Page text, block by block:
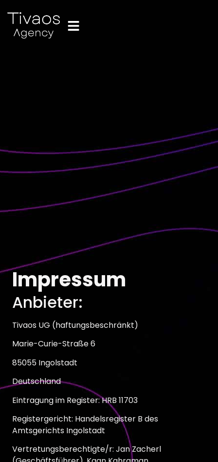
Impressum
Anbieter:
Tivaos UG (haftungsbeschränkt)
Marie-Curie-Straße 6
85055 Ingolstadt
Deutschland
Eintragung im Register: HRB 11703
Registergericht: Handelsregister B des
Amtsgerichts Ingolstadt
Vertretungsberechtigte/r: Jan Zacherl